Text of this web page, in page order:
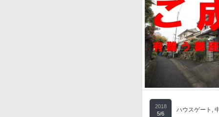
2018
5/6
ハウスゲート ,